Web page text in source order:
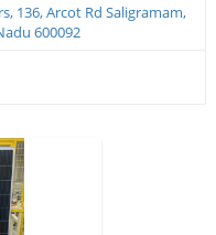
136, Arcot Rd Saligramam,
600092